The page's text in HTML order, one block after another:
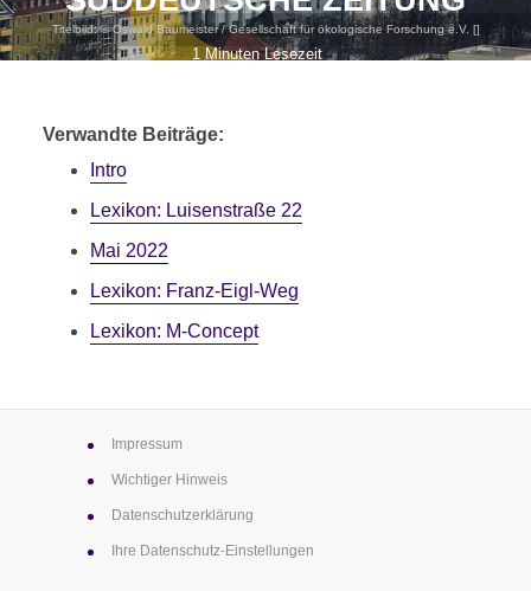
1 Minuten Lesezeit
Titelbild:© Oswald Baumeister / Gesellschaft für ökologische Forschung e.V. []
Verwandte Beiträge:
Intro
Lexikon: Luisenstraße 22
Mai 2022
Lexikon: Franz-Eigl-Weg
Lexikon: M-Concept
Impressum
Wichtiger Hinweis
Datenschutz­erklärung
Ihre Datenschutz-Einstellungen